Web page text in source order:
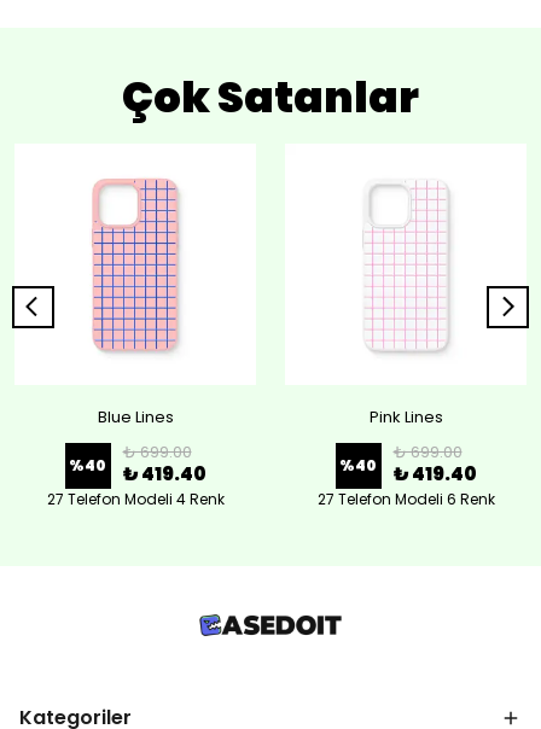
Çok Satanlar
Blue Lines
%40
₺ 699.00
₺ 419.40
27 Telefon Modeli 4 Renk
Pink Lines
%40
₺ 699.00
₺ 419.40
27 Telefon Modeli 6 Renk
Kategoriler